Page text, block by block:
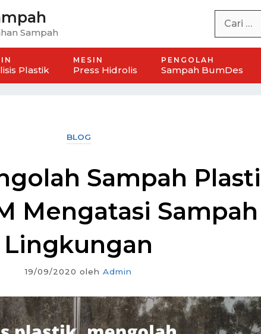
Sampah
Plastik
MESIN
Press Hidrolis
PENGOLAH
Sampah BumDes
BLOG
Sampah
Mengatasi Sampah
Lingkungan
19/09/2020 oleh Admin
Sampah